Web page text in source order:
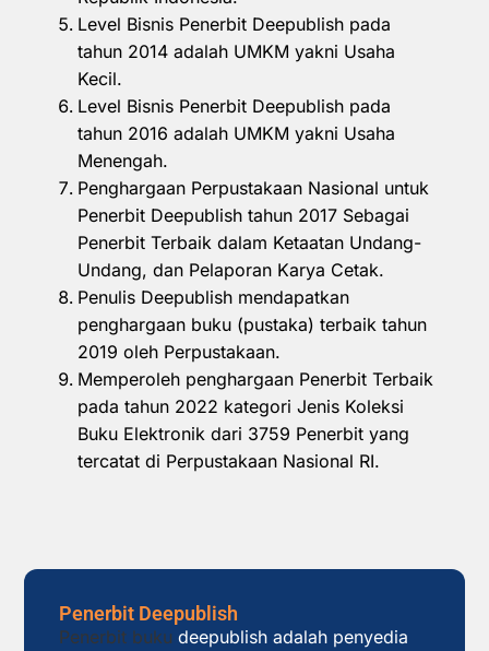
Level Bisnis Penerbit Deepublish pada
tahun 2014 adalah UMKM yakni Usaha
Kecil.
Level Bisnis Penerbit Deepublish pada
tahun 2016 adalah UMKM yakni Usaha
Menengah.
Penghargaan Perpustakaan Nasional untuk
Penerbit Deepublish tahun 2017 Sebagai
Penerbit Terbaik dalam Ketaatan Undang-
Undang, dan Pelaporan Karya Cetak.
Penulis Deepublish mendapatkan
penghargaan buku (pustaka) terbaik tahun
2019 oleh Perpustakaan.
Memperoleh penghargaan Penerbit Terbaik
pada tahun 2022 kategori Jenis Koleksi
Buku Elektronik dari 3759 Penerbit yang
tercatat di Perpustakaan Nasional RI.
Penerbit Deepublish
Penerbit buku deepublish adalah penyedia